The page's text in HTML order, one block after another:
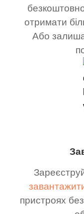
отримати
Або
пристроях